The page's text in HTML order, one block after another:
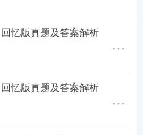
忆版真题及答案解析
忆版真题及答案解析